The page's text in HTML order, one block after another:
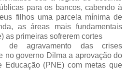
para os bancos, cabendo à
filhos uma parcela mínima de
as áreas mais fundamentais
as primeiras sofrerem cortes
de agravamento das crises
no governo Dilma a aprovação do
Educação (PNE) com metas que